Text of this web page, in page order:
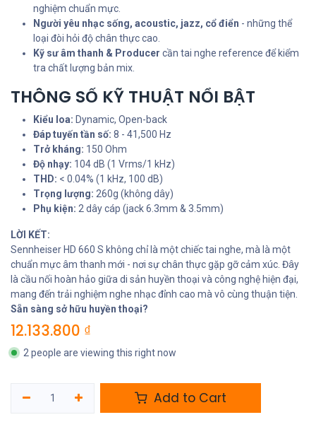
nghiệm chuẩn mực.
Người yêu nhạc sống, acoustic, jazz, cổ điển - những thể
loại đòi hỏi độ chân thực cao.
Kỹ sư âm thanh & Producer cần tai nghe reference để kiểm
tra chất lượng bản mix.
THÔNG SỐ KỸ THUẬT NỔI BẬT
Kiểu loa: Dynamic, Open-back
Đáp tuyến tần số: 8 - 41,500 Hz
Trở kháng: 150 Ohm
Độ nhạy: 104 dB (1 Vrms/1 kHz)
THD: < 0.04% (1 kHz, 100 dB)
Trọng lượng: 260g (không dây)
Phụ kiện: 2 dây cáp (jack 6.3mm & 3.5mm)
LỜI KẾT:
Sennheiser HD 660 S không chỉ là một chiếc tai nghe, mà là một
chuẩn mực âm thanh mới - nơi sự chân thực gặp gỡ cảm xúc. Đây
là cầu nối hoàn hảo giữa di sản huyền thoại và công nghệ hiện đại,
mang đến trải nghiệm nghe nhạc đỉnh cao mà vô cùng thuận tiện.
Sẵn sàng sở hữu huyền thoại?
12.133.800 ₫
2 people are viewing this right now
Add to Cart